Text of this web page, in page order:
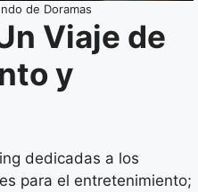
de Doramas
Viaje de
y
dedicadas a los
para el entretenimiento;